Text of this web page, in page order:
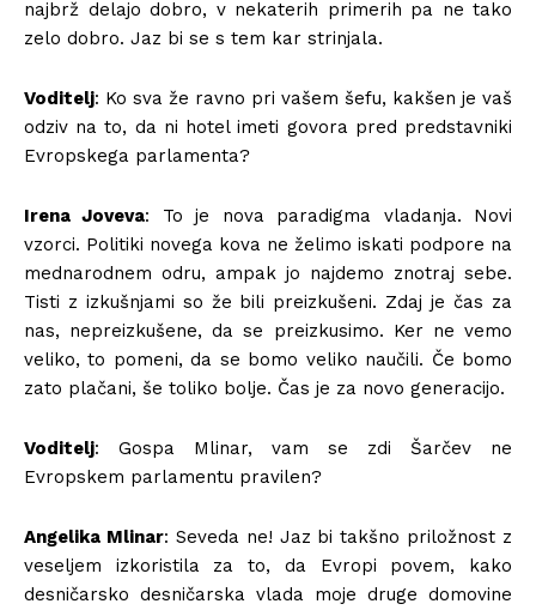
najbrž delajo dobro, v nekaterih primerih pa ne tako
zelo dobro. Jaz bi se s tem kar strinjala.
Voditelj: Ko sva že ravno pri vašem šefu, kakšen je vaš
odziv na to, da ni hotel imeti govora pred predstavniki
Evropskega parlamenta?
Irena Joveva: To je nova paradigma vladanja. Novi
vzorci. Politiki novega kova ne želimo iskati podpore na
mednarodnem odru, ampak jo najdemo znotraj sebe.
Tisti z izkušnjami so že bili preizkušeni. Zdaj je čas za
nas, nepreizkušene, da se preizkusimo. Ker ne vemo
veliko, to pomeni, da se bomo veliko naučili. Če bomo
zato plačani, še toliko bolje. Čas je za novo generacijo.
Voditelj: Gospa Mlinar, vam se zdi Šarčev ne
Evropskem parlamentu pravilen?
Angelika Mlinar: Seveda ne! Jaz bi takšno priložnost z
veseljem izkoristila za to, da Evropi povem, kako
desničarsko desničarska vlada moje druge domovine